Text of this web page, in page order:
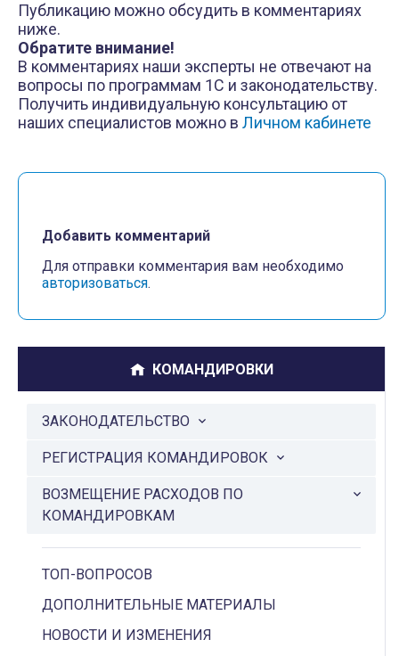
Публикацию можно обсудить в комментариях
ниже.
Обратите внимание!
В комментариях наши эксперты не отвечают на
вопросы по программам 1С и законодательству.
Получить индивидуальную консультацию от
наших специалистов можно в Личном кабинете
Добавить комментарий
Для отправки комментария вам необходимо
авторизоваться.
КОМАНДИРОВКИ
ЗАКОНОДАТЕЛЬСТВО
РЕГИСТРАЦИЯ КОМАНДИРОВОК
ВОЗМЕЩЕНИЕ РАСХОДОВ ПО
КОМАНДИРОВКАМ
ТОП-ВОПРОСОВ
ДОПОЛНИТЕЛЬНЫЕ МАТЕРИАЛЫ
НОВОСТИ И ИЗМЕНЕНИЯ